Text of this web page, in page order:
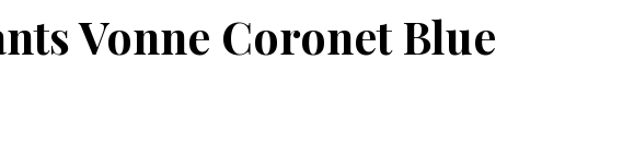
Vonne Coronet Blue